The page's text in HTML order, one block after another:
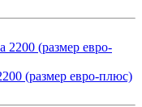
(размер евро-плюс)